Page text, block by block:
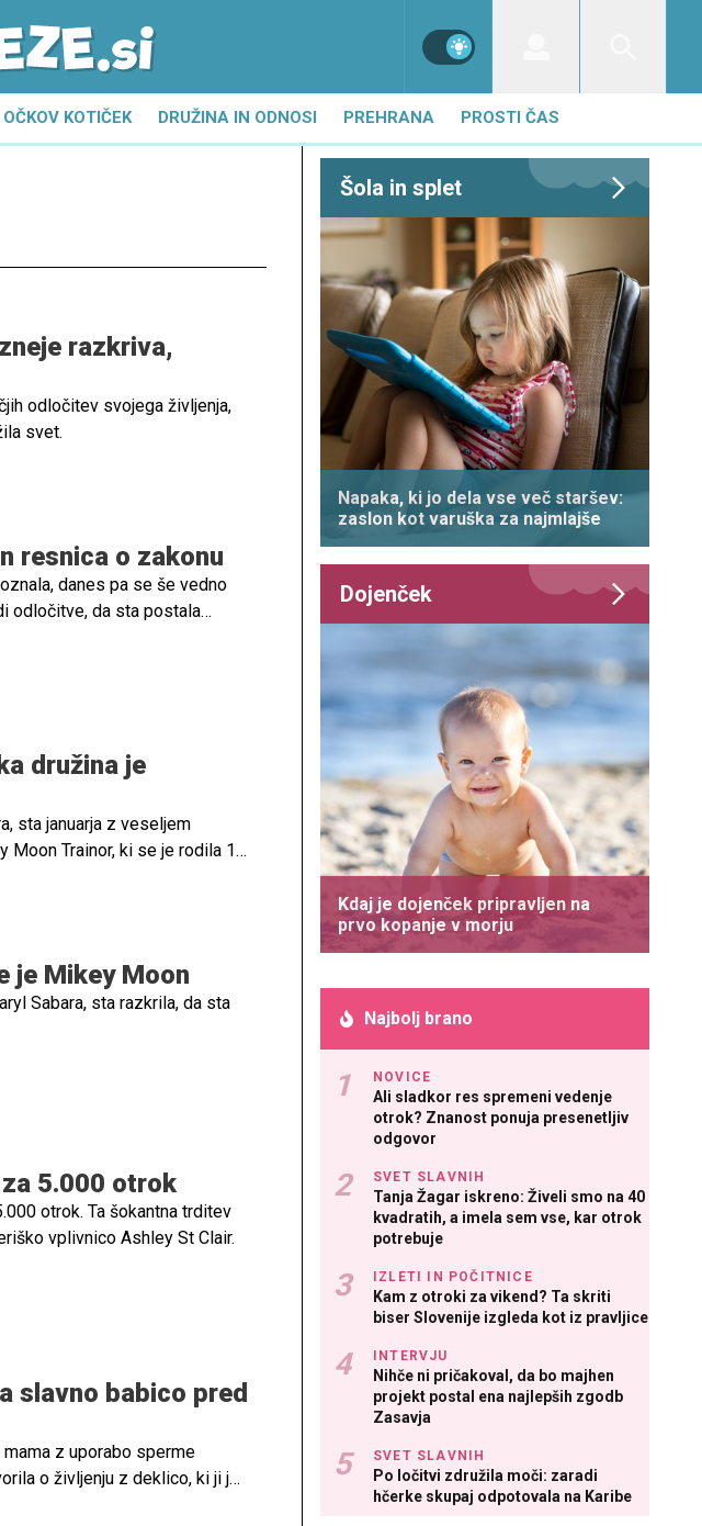
OČKOV KOTIČEK DRUŽINA IN ODNOSI PREHRANA PROSTI ČAS
razkriva,
odločitev svojega življenja,
svet.
resnica o zakonu
danes pa se še vedno
odločitve, da sta postala
družina je
sta januarja z veseljem
Trainor, ki se je rodila 18.
je Mikey Moon
Sabara, sta razkrila, da sta
5.000 otrok
otrok. Ta šokantna trditev
vplivnico Ashley St Clair.
slavno babico pred
z uporabo sperme
o življenju z deklico, ki ji je
Šola in splet
Napaka, ki jo dela vse več staršev:
zaslon kot varuška za najmlajše
Dojenček
Kdaj je dojenček pripravljen na
prvo kopanje v morju
Najbolj brano
NOVICE
Ali sladkor res spremeni vedenje
otrok? Znanost ponuja presenetljiv
odgovor
SVET SLAVNIH
Tanja Žagar iskreno: Živeli smo na 40
kvadratih, a imela sem vse, kar otrok
potrebuje
IZLETI IN POČITNICE
Kam z otroki za vikend? Ta skriti
biser Slovenije izgleda kot iz pravljice
INTERVJU
Nihče ni pričakoval, da bo majhen
projekt postal ena najlepših zgodb
Zasavja
SVET SLAVNIH
Po ločitvi združila moči: zaradi
hčerke skupaj odpotovala na Karibe